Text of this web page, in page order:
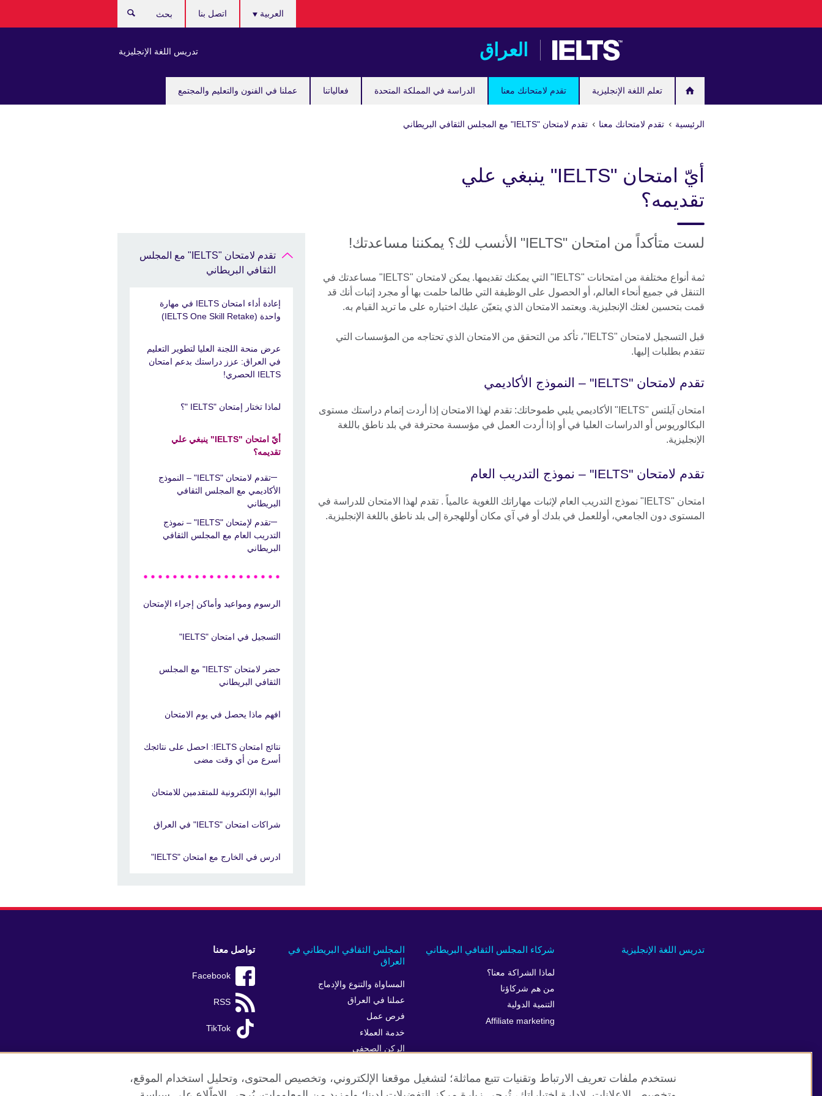
العراق
تعلم اللغة الإنجليزية تقدم لامتحانك معنا الدراسة في المملكة المتحدة فعالياتنا عملنا في الفنون والتعليم والمجتمع
العربية
تدريس اللغة الإنجليزية
اتصل بنا
الرئيسية تقدم لامتحانك معنا تقدم لامتحان "IELTS" مع المجلس الثقافي البريطاني
أيّ امتحان "IELTS" ينبغي علي
تقديمه؟
لست متأكداً من امتحان "IELTS" الأنسب لك؟ يمكننا مساعدتك!
ثمة أنواع مختلفة من امتحانات "IELTS" التي يمكنك تقديمها. يمكن لامتحان "IELTS" مساعدتك في
التنقل في جميع أنحاء العالم، أو الحصول على الوظيفة التي طالما حلمت بها أو مجرد إثبات أنك قد
قمت بتحسين لغتك الإنجليزية. ويعتمد الامتحان الذي يتعيّن عليك اختياره على ما تريد القيام به.
قبل التسجيل لامتحان "IELTS"، تأكد من التحقق من الامتحان الذي تحتاجه من المؤسسات التي
تتقدم بطلبات إليها.
تقدم لامتحان "IELTS" – النموذج الأكاديمي
امتحان آيلتس "IELTS" الأكاديمي يلبي طموحاتك: تقدم لهذا الامتحان إذا أردت إتمام دراستك مستوى
البكالوريوس أو الدراسات العليا في أو إذا أردت العمل في مؤسسة محترفة في بلد ناطق باللغة
الإنجليزية.
تقدم لامتحان "IELTS" – نموذج التدريب العام
امتحان "IELTS" نموذج التدريب العام لإثبات مهاراتك اللغوية عالمياً . تقدم لهذا الامتحان للدراسة في
المستوى دون الجامعي، أوللعمل في بلدك أو في آي مكان أوللهجرة إلى بلد ناطق باللغة الإنجليزية.
تقدم لامتحان "IELTS" مع المجلس
الثقافي البريطاني
إعادة أداء امتحان IELTS في مهارة
واحدة (IELTS One Skill Retake)
عرض منحة اللجنة العليا لتطوير التعليم
في العراق: عزز دراستك بدعم امتحان
IELTS الحصري!
لماذا تختار إمتحان "IELTS "؟
أيّ امتحان "IELTS" ينبغي علي
تقديمه؟
تقدم لامتحان "IELTS" – النموذج
الأكاديمي مع المجلس الثقافي
البريطاني
تقدم لإمتحان "IELTS" – نموذج
التدريب العام مع المجلس الثقافي
البريطاني
الرسوم ومواعيد وأماكن إجراء الإمتحان
التسجيل في امتحان "IELTS"
حضر لامتحان "IELTS" مع المجلس
الثقافي البريطاني
افهم ماذا يحصل في يوم الامتحان
نتائج امتحان IELTS: احصل على نتائجك
أسرع من أي وقت مضى
البوابة الإلكترونية للمتقدمين للامتحان
شراكات امتحان "IELTS" في العراق
ادرس في الخارج مع امتحان "IELTS"
المجلس الثقافي البريطاني في
العراق
المساواة والتنوع والإدماج
عملنا في العراق
فرص عمل
خدمة العملاء
الركن الصحفي
شركاء المجلس الثقافي البريطاني
لماذا الشراكة معنا؟
من هم شركاؤنا
التنمية الدولية
Affiliate marketing
تدريس اللغة الإنجليزية تواصل معنا
Facebook
RSS
TikTok
نستخدم ملفات تعريف الارتباط وتقنيات تتبع مماثلة؛ لتشغيل موقعنا الإلكتروني، وتخصيص المحتوى، وتحليل استخدام الموقع،